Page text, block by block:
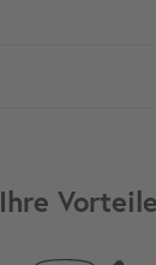
Ihre Vorteile